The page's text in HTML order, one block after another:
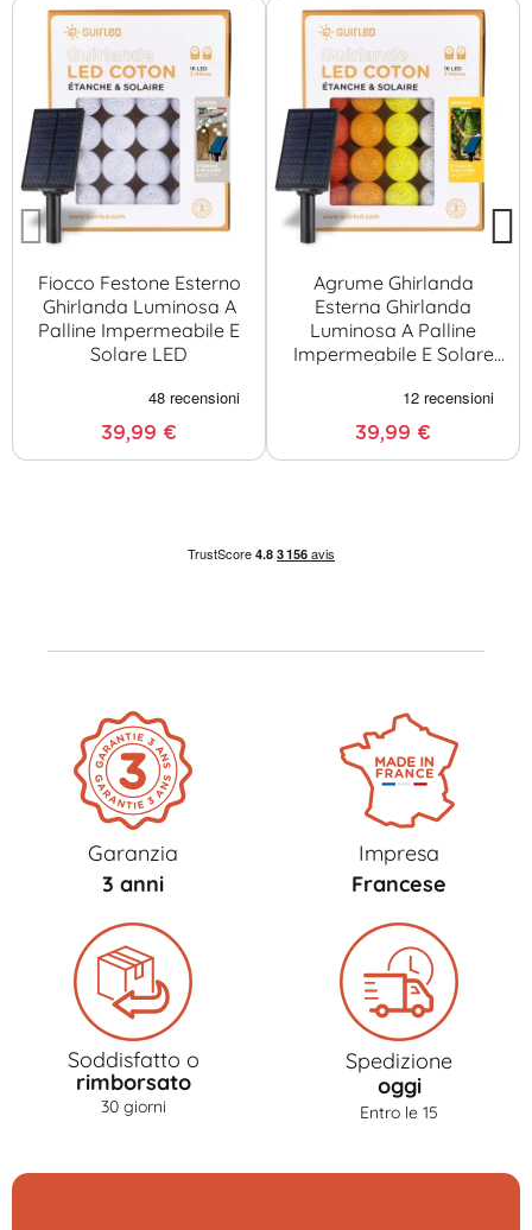
Fiocco Festone Esterno
Ghirlanda Luminosa A
Palline Impermeabile E
Solare LED
39,99 €
Agrume Ghirlanda
Esterna Ghirlanda
Luminosa A Palline
Impermeabile E Solare
39,99 €
Garanzia
3 anni
Impresa
Francese
Soddisfatto o
rimborsato
30 giorni
Spedizione
oggi
Entro le 15